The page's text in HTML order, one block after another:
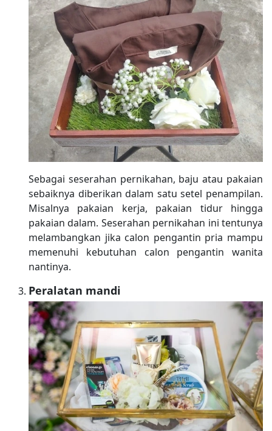
Sebagai seserahan pernikahan, baju atau pakaian
sebaiknya diberikan dalam satu setel penampilan.
Misalnya pakaian kerja, pakaian tidur hingga
pakaian dalam. Seserahan pernikahan ini tentunya
melambangkan jika calon pengantin pria mampu
memenuhi kebutuhan calon pengantin wanita
nantinya.
Peralatan mandi